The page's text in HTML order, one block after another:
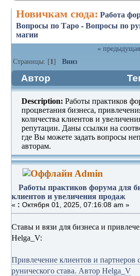
Новичкам сюда: Работа
Вопросы по Таро -Вопросы по
магии
«
Страницы: [1]Вниз
Автор
практиков форума для
привлечения клиентов и
продаж (Прочитано 302
Description: Работы практиков
процветания бизнеса,
количества клиентов и
репутации. Даны ссылки на
где Вы можете задать вопросы
авторам.
Admin
Работы практиков форума для
клиентов и увеличения продаж
« : Октября 01, 2025, 07:16:08 am »
Ставы и вязи для бизнеса и
Helga_V:
Привлечение клиентов и
рунического става. Автор Helga_V